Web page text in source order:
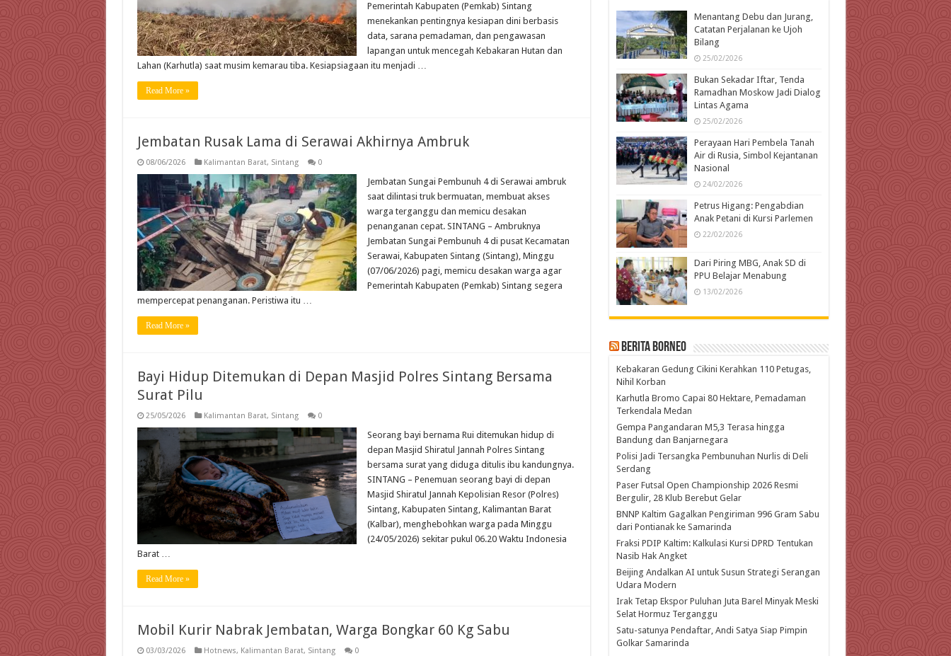
Pemerintah Kabupaten (Pemkab) Sintang
menekankan pentingnya kesiapan dini berbasis
data, sarana pemadaman, dan pengawasan
lapangan untuk mencegah Kebakaran Hutan dan
Lahan (Karhutla) saat musim kemarau tiba. Kesiapsiagaan itu menjadi …
Read More »
Jembatan Rusak Lama di Serawai Akhirnya Ambruk
08/06/2026 Kalimantan Barat, Sintang 0
Jembatan Sungai Pembunuh 4 di Serawai ambruk
saat dilintasi truk bermuatan, membuat akses
warga terganggu dan memicu desakan
penanganan cepat. SINTANG – Ambruknya
Jembatan Sungai Pembunuh 4 di pusat Kecamatan
Serawai, Kabupaten Sintang (Sintang), Minggu
(07/06/2026) pagi, memicu desakan warga agar
Pemerintah Kabupaten (Pemkab) Sintang segera
mempercepat penanganan. Peristiwa itu …
Read More »
Bayi Hidup Ditemukan di Depan Masjid Polres Sintang Bersama
Surat Pilu
25/05/2026 Kalimantan Barat, Sintang 0
Seorang bayi bernama Rui ditemukan hidup di
depan Masjid Shiratul Jannah Polres Sintang
bersama surat yang diduga ditulis ibu kandungnya.
SINTANG – Penemuan seorang bayi di depan
Masjid Shiratul Jannah Kepolisian Resor (Polres)
Sintang, Kabupaten Sintang, Kalimantan Barat
(Kalbar), menghebohkan warga pada Minggu
(24/05/2026) sekitar pukul 06.20 Waktu Indonesia
Barat …
Read More »
Mobil Kurir Nabrak Jembatan, Warga Bongkar 60 Kg Sabu
03/03/2026 Hotnews, Kalimantan Barat, Sintang 0
Menantang Debu dan Jurang,
Catatan Perjalanan ke Ujoh
Bilang
25/02/2026
Bukan Sekadar Iftar, Tenda
Ramadhan Moskow Jadi Dialog
Lintas Agama
25/02/2026
Perayaan Hari Pembela Tanah
Air di Rusia, Simbol Kejantanan
Nasional
24/02/2026
Petrus Higang: Pengabdian
Anak Petani di Kursi Parlemen
22/02/2026
Dari Piring MBG, Anak SD di
PPU Belajar Menabung
13/02/2026
Berita Borneo
Kebakaran Gedung Cikini Kerahkan 110 Petugas,
Nihil Korban
Karhutla Bromo Capai 80 Hektare, Pemadaman
Terkendala Medan
Gempa Pangandaran M5,3 Terasa hingga
Bandung dan Banjarnegara
Polisi Jadi Tersangka Pembunuhan Nurlis di Deli
Serdang
Paser Futsal Open Championship 2026 Resmi
Bergulir, 28 Klub Berebut Gelar
BNNP Kaltim Gagalkan Pengiriman 996 Gram Sabu
dari Pontianak ke Samarinda
Fraksi PDIP Kaltim: Kalkulasi Kursi DPRD Tentukan
Nasib Hak Angket
Beijing Andalkan AI untuk Susun Strategi Serangan
Udara Modern
Irak Tetap Ekspor Puluhan Juta Barel Minyak Meski
Selat Hormuz Terganggu
Satu-satunya Pendaftar, Andi Satya Siap Pimpin
Golkar Samarinda